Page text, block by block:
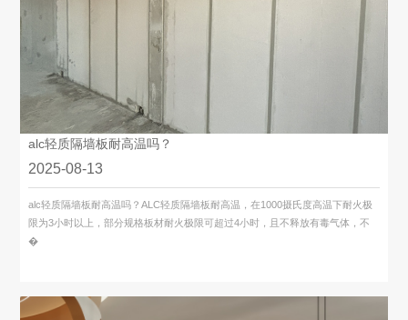
alc轻质隔墙板耐高温吗？
2025-08-13
alc轻质隔墙板耐高温吗？ALC轻质隔墙板耐高温，在1000摄氏度高温下耐火极
限为3小时以上，部分规格板材耐火极限可超过4小时，且不释放有毒气体，不
�